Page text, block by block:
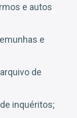
e autos
e
de
inquéritos;